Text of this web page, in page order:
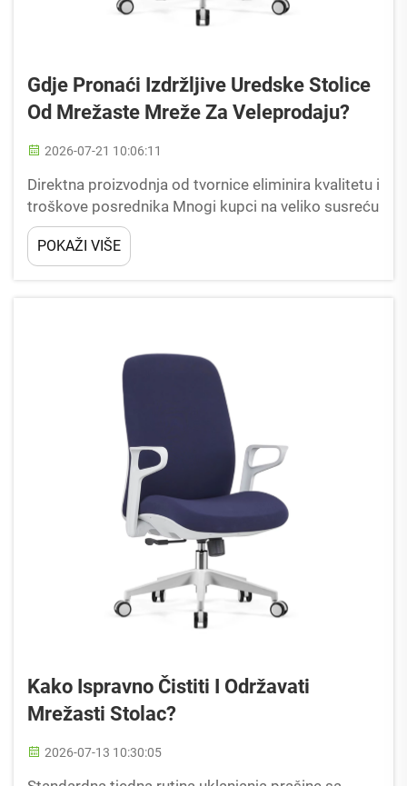
Gdje Pronaći Izdržljive Uredske Stolice
Od Mrežaste Mreže Za Veleprodaju?
2026-07-21 10:06:11
Direktna proizvodnja od tvornice eliminira kvalitetu i
troškove posrednika Mnogi kupci na veliko susreću
se s nejednakim izdržljivost i nadraženim cijenama
pri nabavci uredskih stolica preko trgovačkih
posrednika koji miješaju lošiji niz kvalitete...
POKAŽI VIŠE
Kako Ispravno Čistiti I Održavati
Mrežasti Stolac?
2026-07-13 10:30:05